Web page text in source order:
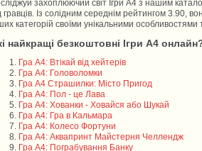
захоплюючий світ Ігри А4 з нашим
гравців. Із солідним середнім рейтингом 3.90,
категорій своїми унікальними
найкращі безкоштовні Ігри А4
Гра А4: Втікай від хейтерів
Гра А4: Головоломки
Гра А4 Страшилки: Місто Пригод
Гра А4: Пол - це Лава
Гра А4: Хованки - Ховайся або Шукай
Гра А4: Гра в Кальмара
Гра А4: Колесо Фортуни
Гра А4: Аквапринт Майстерня Челлендж
Гра А4: Пограбування Банку